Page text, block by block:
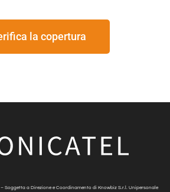
la copertura
Soggetta a Direzione e Coordinamento di Knowbiz S.r.l. Unipersonale